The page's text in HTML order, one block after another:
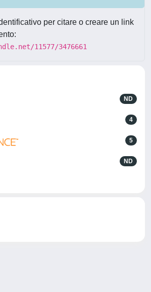
per citare o creare un link
11577/3476661
ND
4
5
ND